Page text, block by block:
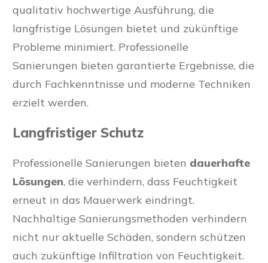
qualitativ hochwertige Ausführung, die
langfristige Lösungen bietet und zukünftige
Probleme minimiert. Professionelle
Sanierungen bieten garantierte Ergebnisse, die
durch Fachkenntnisse und moderne Techniken
erzielt werden.
Langfristiger Schutz
Professionelle Sanierungen bieten dauerhafte
Lösungen, die verhindern, dass Feuchtigkeit
erneut in das Mauerwerk eindringt.
Nachhaltige Sanierungsmethoden verhindern
nicht nur aktuelle Schäden, sondern schützen
auch zukünftige Infiltration von Feuchtigkeit.